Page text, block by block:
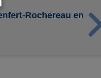
Rochereau en